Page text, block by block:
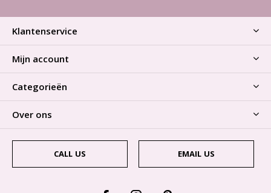
Klantenservice
Mijn account
Categorieën
Over ons
CALL US EMAIL US